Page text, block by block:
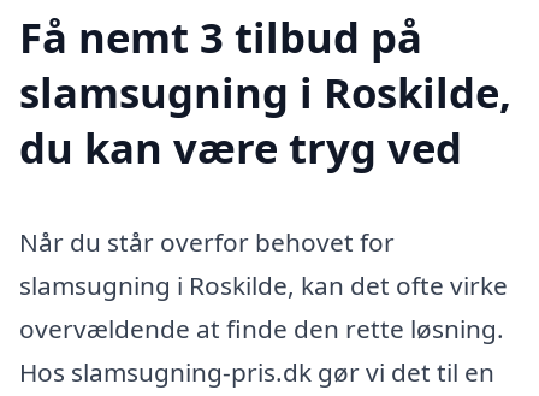
Få nemt 3 tilbud på
slamsugning i Roskilde,
du kan være tryg ved
Når du står overfor behovet for
slamsugning i Roskilde, kan det ofte virke
overvældende at finde den rette løsning.
Hos slamsugning-pris.dk gør vi det til en